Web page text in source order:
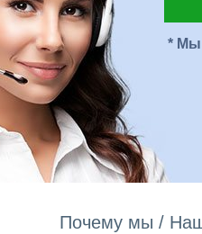
* Мы
Почему мы /